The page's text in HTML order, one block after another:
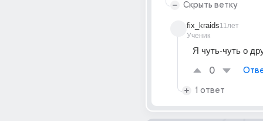
Скрыть ветку
fix_kraids
Ученик
11лет
Я чуть-чуть о
0
1 ответ